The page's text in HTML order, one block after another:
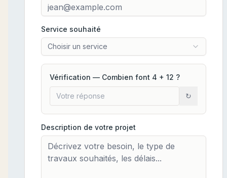
Service souhaité
Choisir un service
Vérification — Combien font 4 + 12 ?
↻
Description de votre projet